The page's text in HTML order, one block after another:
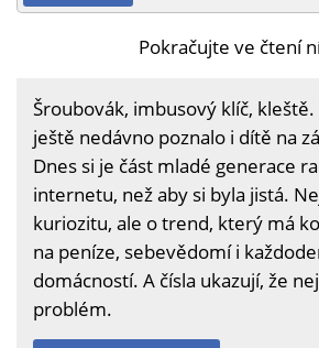
Pokračujte ve čtení
Šroubovák, imbusový klíč,
ještě nedávno poznalo i dítě na
Dnes si je část mladé generace
internetu, než aby si byla jistá.
kuriozitu, ale o trend, který má
na peníze, sebevědomí i
domácností. A čísla ukazují, že
problém.